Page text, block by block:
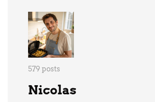
579 posts
Nicolas